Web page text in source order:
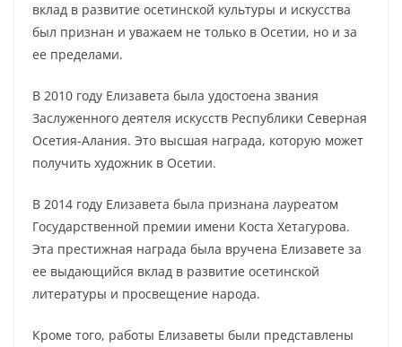
вклад в развитие осетинской культуры и искусства
был признан и уважаем не только в Осетии, но и за
ее пределами.
В 2010 году Елизавета была удостоена звания
Заслуженного деятеля искусств Республики Северная
Осетия-Алания. Это высшая награда, которую может
получить художник в Осетии.
В 2014 году Елизавета была признана лауреатом
Государственной премии имени Коста Хетагурова.
Эта престижная награда была вручена Елизавете за
ее выдающийся вклад в развитие осетинской
литературы и просвещение народа.
Кроме того, работы Елизаветы были представлены